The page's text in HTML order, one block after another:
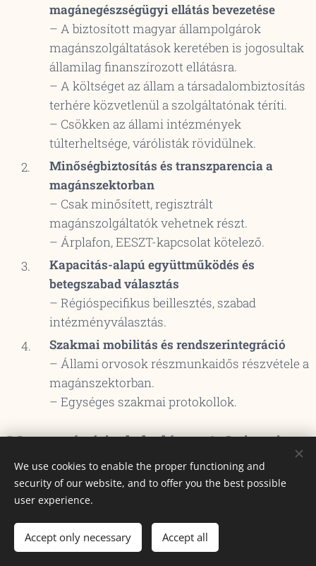
magánegészségügyi ellátás bevezetése
– A biztosított magyar állampolgárok
magánszolgáltatások keretében is jogosultak
államilag finanszírozott ellátásra.
– A költséget az állam a társadalombiztosítás
terhére közvetlenül a szolgáltatónak téríti.
– Csökken az állami intézmények
túlterheltsége, várólisták rövidülnek.
Minőségbiztosítás és transzparencia a
magánszektorban
– Csak minősített, regisztrált
magánszolgáltatók vehetnek részt.
– Árplafon, EESZT-kapcsolat kötelező.
Kapacitás-alapú együttműködés és
betegszabad választás
– Régióspecifikus beillesztés, szabad
intézményválasztás.
Szakmai mobilitás és rendszerintegráció
– Állami orvosok részmunkaidős részvétele a
magánszektorban.
– Egységes szakmai protokollok.
Magyarázó indokolás – A Szigeti-
korszak Egészségügyi
Reformprogramja
A magyar egészségügyi rendszer hosszú évek óta
We use cookies to enable the proper functioning and
security of our website, and to offer you the best possible
user experience.
Accept only necessary Accept all